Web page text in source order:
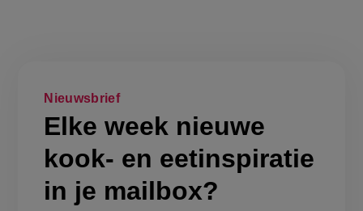
Elke week nieuwe
kook- en eetinspiratie
in je mailbox?
Ontvang het heerlijke weekmenu, handige